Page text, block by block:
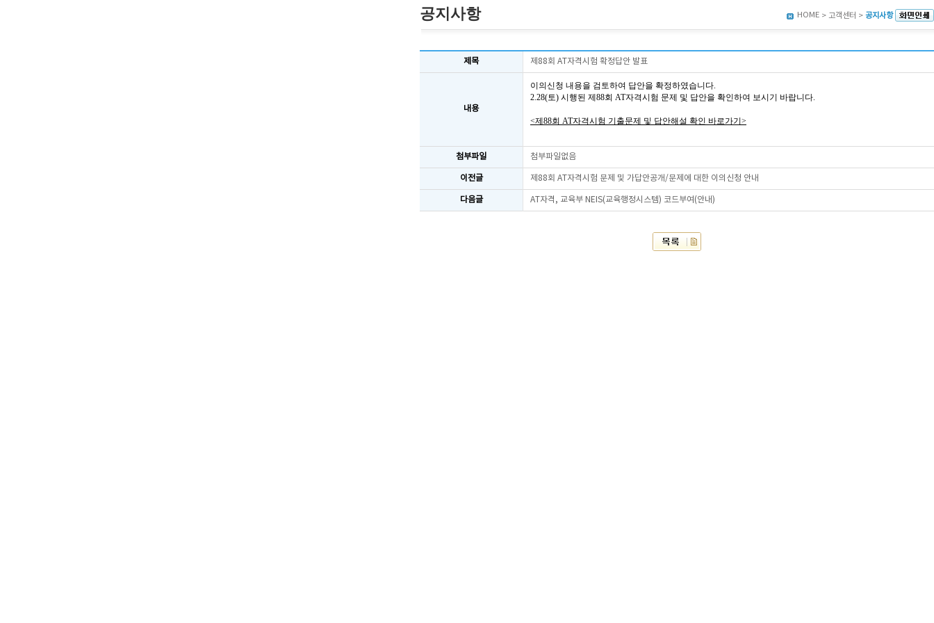
공지사항 HOME > 고객센터 > 공지사항
제목 제88회 AT자격시험 확정답안 발표
내용
이의신청 내용을 검토하여 답안을 확정하였습니다.
2.28(토) 시행된 제88회 AT자격시험 문제 및 답안을 확인하여 보시기 바랍니다.
<제88회 AT자격시험 기출문제 및 답안해설 확인 바로가기>
첨부파일 첨부파일없음
이전글 제88회 AT자격시험 문제 및 가답안공개/문제에 대한 이의신청 안내
다음글 AT자격, 교육부 NEIS(교육행정시스템) 코드부여(안내)